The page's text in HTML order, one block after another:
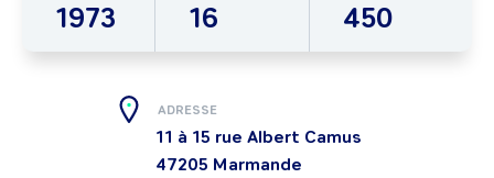
1973 16 450
ADRESSE
11 à 15 rue Albert Camus
47205 Marmande